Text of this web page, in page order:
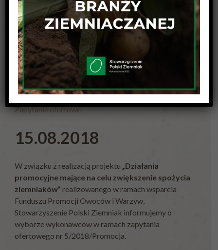
Termin nadsyłania ofert upływa: 21 sierpnia 2018
r.
7/2018/Promocja
Załącznik-nr-1-Formularz-ofertowy_dlugopisy
Załącznik-nr-2-Oświadczenie
Zapytanie ofertowe
15.08.2018
W związku z realizacją projektu „Działania
promocyjne mające na celu zwiększenie spożycia
ziemniaków” realizowanego w ramach wsparcia
Funduszu Promocji Owoców i Warzyw,
Stowarzyszenie Polski Ziemniak informujemy o
wyborze wykonawców w ramach zapytania
ofertowego nr 5/2018/Promocja.